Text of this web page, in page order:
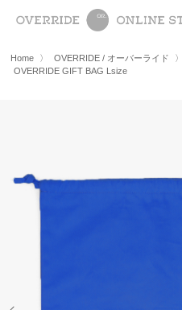
All Women
Home 〉 OVERRIDE / オーバーライド 〉
OVERRIDE GIFT BAG Lsize